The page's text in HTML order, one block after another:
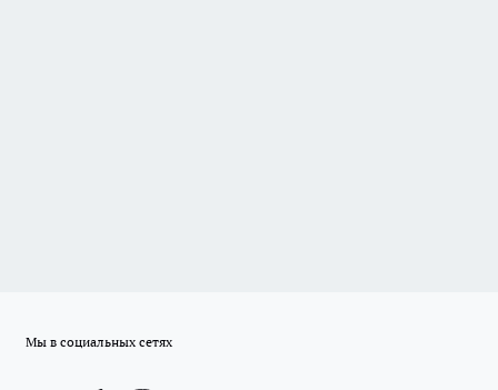
Мы в социальных сетях